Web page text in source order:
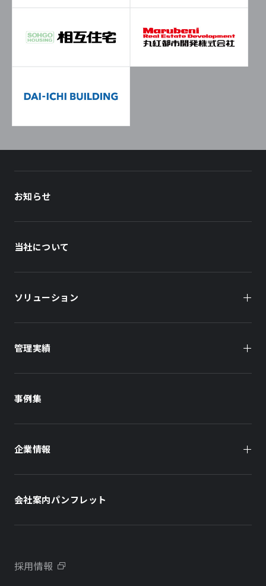
お知らせ
当社について
ソリューション
オーナー様向け
オフィスビル
住まい（社宅・賃貸住宅）
学校・教育施設
不動産開発をご検討の方へ
管理実績
住まい（賃貸住宅）
事例集
企業情報
会社案内パンフレット
採用情報